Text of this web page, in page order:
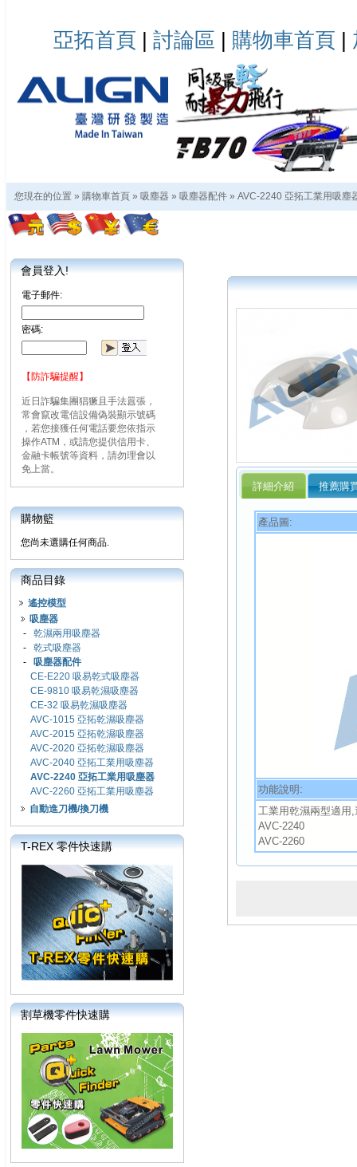
亞拓首頁 | 討論區 | 購物車首頁 |
您現在的位置 » 購物車首頁 » 吸塵器 » 吸塵器配件 » AVC-2240 亞拓工業用吸塵
會員登入!
電子郵件:
密碼:
【防詐騙提醒】
近日詐騙集團猖獗且手法囂張，
常會竄改電信設備偽裝顯示號碼
，若您接獲任何電話要您依指示
操作ATM，或請您提供信用卡、
金融卡帳號等資料，請勿理會以
免上當。
購物籃
您尚未選購任何商品.
商品目錄
遙控模型
吸塵器
- 乾濕兩用吸塵器
- 乾式吸塵器
- 吸塵器配件
CE-E220 吸易乾式吸塵器
CE-9810 吸易乾濕吸塵器
CE-32 吸易乾濕吸塵器
AVC-1015 亞拓乾濕吸塵器
AVC-2015 亞拓乾濕吸塵器
AVC-2020 亞拓乾濕吸塵器
AVC-2040 亞拓工業用吸塵器
AVC-2240 亞拓工業用吸塵器
AVC-2260 亞拓工業用吸塵器
自動進刀機/換刀機
T-REX 零件快速購
割草機零件快速購
詳細介紹 推薦購
產品圖:
功能說明:
工業用乾濕兩型適用
AVC-2240
AVC-2260